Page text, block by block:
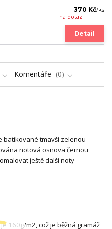
370 Kč/ks
na dotaz
Detail
Komentáře 0
batikované tmavší zelenou
notová osnova černou
ještě další noty
160g/m2, což je běžná gramáž